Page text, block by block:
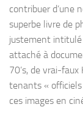
contribuer d’une
superbe livre de
justement intitulé
attaché à
70’s, de vrai-
tenants « officiels
ces images en